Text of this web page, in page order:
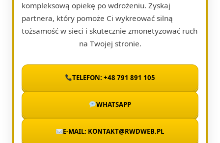
kompleksową opiekę po wdrożeniu. Zyskaj
partnera, który pomoże Ci wykreować silną
tożsamość w sieci i skutecznie zmonetyzować ruch
na Twojej stronie.
TELEFON: +48 791 891 105
WHATSAPP
E-MAIL: KONTAKT@RWDWEB.PL